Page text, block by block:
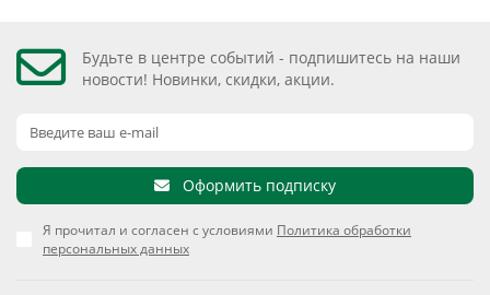
Будьте в центре событий - подпишитесь на наши
новости! Новинки, скидки, акции.
Оформить подписку
Я прочитал и согласен с условиями Политика обработки
персональных данных